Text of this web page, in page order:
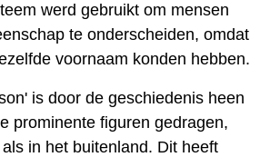
werd gebruikt om mensen
te onderscheiden, omdat
voornaam konden hebben.
is door de geschiedenis heen
prominente figuren gedragen,
in het buitenland. Dit heeft